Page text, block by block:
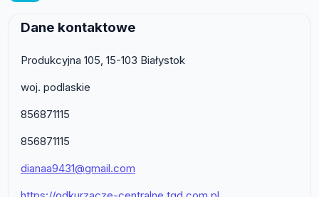
Dane kontaktowe
Produkcyjna 105, 15-103 Białystok
woj. podlaskie
856871115
856871115
dianaa9431@gmail.com